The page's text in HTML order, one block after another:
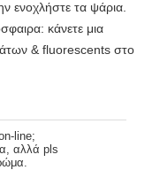
ενοχλήστε τα ψάρια.
κάνετε μια
& fluorescents στο
line;
αλλά pls